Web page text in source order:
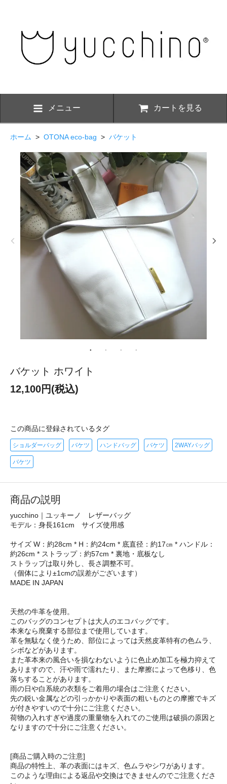
メニュー カートを見る
ホーム > OTONA eco-bag > バケット
バケット ホワイト
12,100円(税込)
この商品に登録されているタグ
ショルダーバッグ バケツ ハンドバッグ バケツ 2WAYバッグ
バケツ
商品の説明
yucchino｜ユッキーノ レザーバッグ
モデル：身長161cm サイズ使用感
サイズ W：約28cm * H：約24cm * 底直径：約17㎝ * ハンドル：
約26cm * ストラップ：約57cm * 裏地・底板なし
ストラップは取り外し、長さ調整不可。
（個体により±1cmの誤差がございます）
MADE IN JAPAN
天然の牛革を使用。
このバッグのコンセプトは大人のエコバッグです。
本来なら廃棄する部位まで使用しています。
革を無駄なく使うため、部位によっては天然皮革特有の色ムラ、
シボなどがあります。
また革本来の風合いを損なわないように色止め加工を極力抑えて
ありますので、汗や雨で濡れたり、また摩擦によって色移り、色
落ちすることがあります。
雨の日や白系統の衣類をご着用の場合はご注意ください。
先の鋭い金属などの引っかかりや表面の粗いものとの摩擦でキズ
が付きやすいので十分にご注意ください。
荷物の入れすぎや過度の重量物を入れてのご使用は破損の原因と
なりますので十分にご注意ください。
[商品ご購入時のご注意]
商品の特性上、革の表面にはキズ、色ムラやシワがあります。
このような理由による返品や交換はできませんのでご注意くださ